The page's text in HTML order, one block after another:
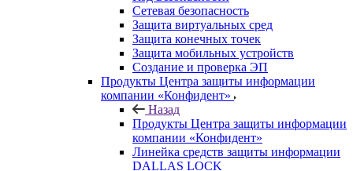
Сетевая безопасность
Защита виртуальных сред
Защита конечных точек
Защита мобильных устройств
Создание и проверка ЭП
Продукты Центра защиты информации
компании «Конфидент»
Назад
Продукты Центра защиты информации
компании «Конфидент»
Линейка средств защиты информации
DALLAS LOCK